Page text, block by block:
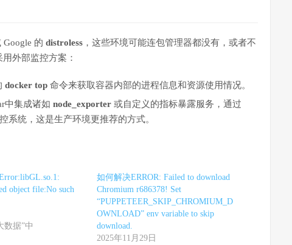
Google 的 distroless ，这些环境可能连包管理器都没有，或者不
外部监控方案：
docker top 命令来获取容器内部的进程信息和资源使用情况。
中集成诸如 node_exporter 或自定义的指标暴露服务，通过
系统，这是生产环境更推荐的方式。
object file:No such
数据”中
如何解决ERROR: Failed to download
Chromium r686378! Set
“PUPPETEER_SKIP_CHROMIUM_D
OWNLOAD” env variable to skip
download.
2025年11月29日